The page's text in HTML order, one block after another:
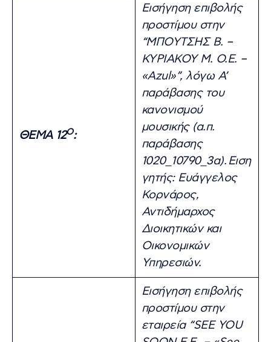
ΘΕΜΑ 12Ο:
Εισήγηση επιβολής
προστίμου στην
“ΜΠΟΥΤΣΗΣ Β. –
ΚΥΡΙΑΚΟΥ Μ. Ο.Ε. –
«Azul»”, λόγω Α’
παράβασης του
κανονισμού
μουσικής (α.π.
παράβασης
1020_10790_3α). Ειση
γητής: Ευάγγελος
Κορνάρος,
Αντιδήμαρχος
Διοικητικών και
Οικονομικών
Υπηρεσιών.
Εισήγηση επιβολής
προστίμου στην
εταιρεία “SEE YOU